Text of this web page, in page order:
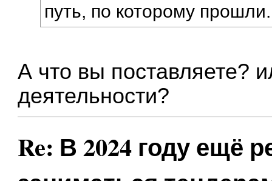
путь, по которому прошли.
А что вы поставляете?
деятельности?
Re: В 2024 году ещё